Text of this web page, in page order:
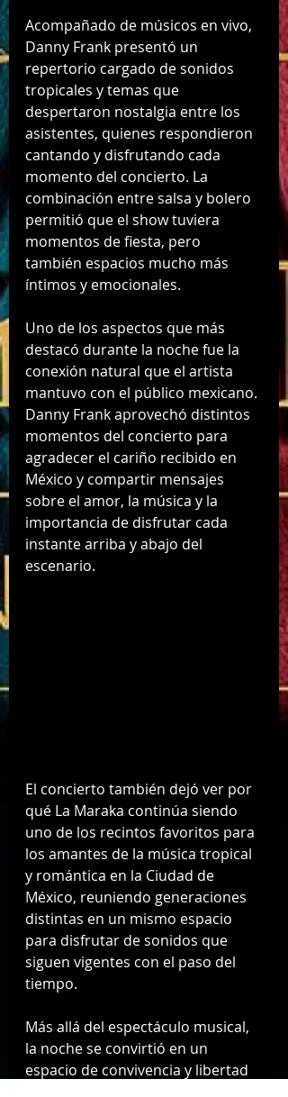
Acompañado de músicos en vivo,
Danny Frank presentó un
repertorio cargado de sonidos
tropicales y temas que
despertaron nostalgia entre los
asistentes, quienes respondieron
cantando y disfrutando cada
momento del concierto. La
combinación entre salsa y bolero
permitió que el show tuviera
momentos de fiesta, pero
también espacios mucho más
íntimos y emocionales.
Uno de los aspectos que más
destacó durante la noche fue la
conexión natural que el artista
mantuvo con el público mexicano.
Danny Frank aprovechó distintos
momentos del concierto para
agradecer el cariño recibido en
México y compartir mensajes
sobre el amor, la música y la
importancia de disfrutar cada
instante arriba y abajo del
escenario.
El concierto también dejó ver por
qué La Maraka continúa siendo
uno de los recintos favoritos para
los amantes de la música tropical
y romántica en la Ciudad de
México, reuniendo generaciones
distintas en un mismo espacio
para disfrutar de sonidos que
siguen vigentes con el paso del
tiempo.
Más allá del espectáculo musical,
la noche se convirtió en un
espacio de convivencia y libertad